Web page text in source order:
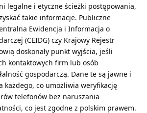
legalne i etyczne ścieżki postępowania,
takie informacje. Publiczne
Ewidencja i Informacja o
(CEIDG) czy Krajowy Rejestr
doskonały punkt wyjścia, jeśli
kontaktowych firm lub osób
gospodarczą. Dane te są jawne i
każdego, co umożliwia weryfikację
telefonów bez naruszania
co jest zgodne z polskim prawem.